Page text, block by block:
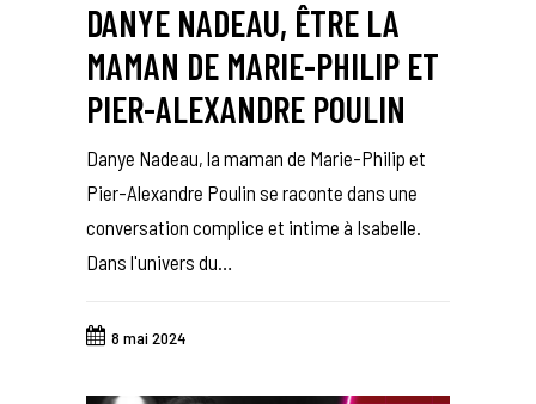
DANYE NADEAU, ÊTRE LA
MAMAN DE MARIE-PHILIP ET
PIER-ALEXANDRE POULIN
Danye Nadeau, la maman de Marie-Philip et
Pier-Alexandre Poulin se raconte dans une
conversation complice et intime à Isabelle.
Dans l'univers du…
8 mai 2024